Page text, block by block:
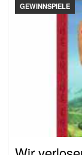
GEWINNSPIELE